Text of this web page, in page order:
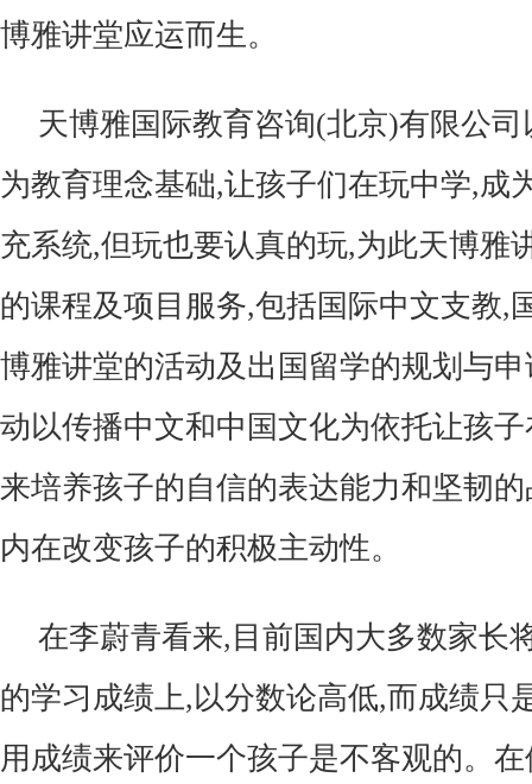
博雅讲堂应运而生。
天博雅国际教育咨询(北京)有限公
为教育理念基础,让孩子们在玩中学,成
充系统,但玩也要认真的玩,为此天博雅
的课程及项目服务,包括国际中文支教,
博雅讲堂的活动及出国留学的规划与
动以传播中文和中国文化为依托让孩
来培养孩子的自信的表达能力和坚韧
内在改变孩子的积极主动性。
在李蔚青看来,目前国内大多数家长
的学习成绩上,以分数论高低,而成绩只
用成绩来评价一个孩子是不客观的。